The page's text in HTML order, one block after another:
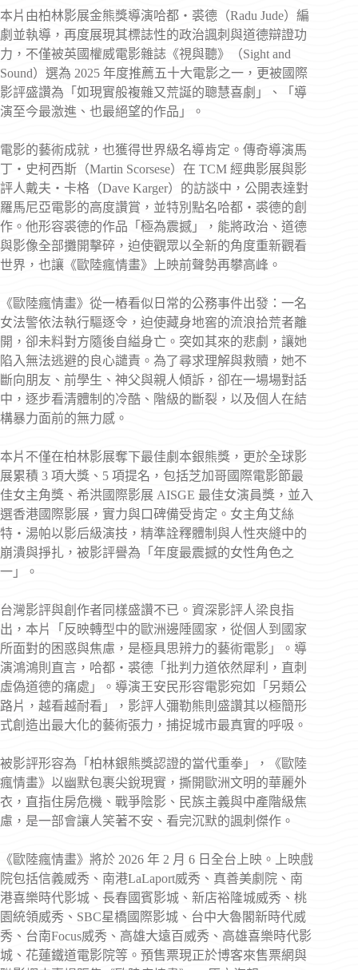
本片由柏林影展金熊獎導演哈都・裘德（Radu Jude）編
劇並執導，再度展現其標誌性的政治諷刺與道德辯證功
力，不僅被英國權威電影雜誌《視與聽》（Sight and
Sound）選為 2025 年度推薦五十大電影之一，更被國際
影評盛讚為「如現實般複雜又荒誕的聰慧喜劇」、「導
演至今最激進、也最絕望的作品」。
電影的藝術成就，也獲得世界級名導肯定。傳奇導演馬
丁・史柯西斯（Martin Scorsese）在 TCM 經典影展與影
評人戴夫・卡格（Dave Karger）的訪談中，公開表達對
羅馬尼亞電影的高度讚賞，並特別點名哈都・裘德的創
作。他形容裘德的作品「極為震撼」，能將政治、道德
與影像全部攤開擊碎，迫使觀眾以全新的角度重新觀看
世界，也讓《歐陸瘋情畫》上映前聲勢再攀高峰。
《歐陸瘋情畫》從一樁看似日常的公務事件出發：一名
女法警依法執行驅逐令，迫使藏身地窖的流浪拾荒者離
開，卻未料對方隨後自縊身亡。突如其來的悲劇，讓她
陷入無法逃避的良心譴責。為了尋求理解與救贖，她不
斷向朋友、前學生、神父與親人傾訴，卻在一場場對話
中，逐步看清體制的冷酷、階級的斷裂，以及個人在結
構暴力面前的無力感。
本片不僅在柏林影展奪下最佳劇本銀熊獎，更於全球影
展累積 3 項大獎、5 項提名，包括芝加哥國際電影節最
佳女主角獎、希洪國際影展 AISGE 最佳女演員獎，並入
選香港國際影展，實力與口碑備受肯定。女主角艾絲
特・湯帕以影后級演技，精準詮釋體制與人性夾縫中的
崩潰與掙扎，被影評譽為「年度最震撼的女性角色之
一」。
台灣影評與創作者同樣盛讚不已。資深影評人梁良指
出，本片「反映轉型中的歐洲邊陲國家，從個人到國家
所面對的困惑與焦慮，是極具思辨力的藝術電影」。導
演鴻鴻則直言，哈都・裘德「批判力道依然犀利，直刺
虛偽道德的痛處」。導演王安民形容電影宛如「另類公
路片，越看越耐看」，影評人彌勒熊則盛讚其以極簡形
式創造出最大化的藝術張力，捕捉城市最真實的呼吸。
被影評形容為「柏林銀熊獎認證的當代重拳」，《歐陸
瘋情畫》以幽默包裹尖銳現實，撕開歐洲文明的華麗外
衣，直指住房危機、戰爭陰影、民族主義與中產階級焦
慮，是一部會讓人笑著不安、看完沉默的諷刺傑作。
《歐陸瘋情畫》將於 2026 年 2 月 6 日全台上映。上映戲
院包括信義威秀、南港LaLaport威秀、真善美劇院、南
港喜樂時代影城、長春國賓影城、新店裕隆城威秀、桃
園統領威秀、SBC星橋國際影城、台中大魯閣新時代威
秀、台南Focus威秀、高雄大遠百威秀、高雄喜樂時代影
城、花蓮鐵道電影院等。預售票現正於博客來售票網與